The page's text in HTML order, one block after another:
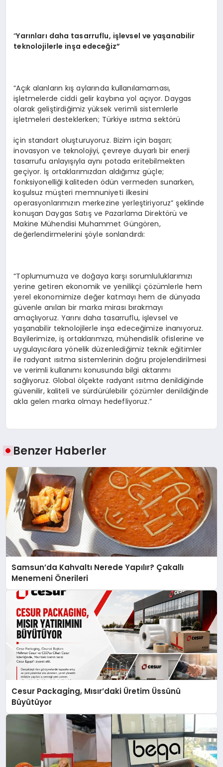
“Yarınları daha tasarruflu, işlevsel ve yaşanabilir
teknolojilerle inşa edeceğiz”
“Açık alanların kış aylarında kullanılamaması,
işletmelerde ciddi gelir kaybına yol açıyor. Daygas
olarak geliştirdiğimiz yüksek verimli sistemlerle
işletmeleri desteklerken; Türkiye ısıtma sektörü
için standart oluşturuyoruz. Bizim için başarı;
inovasyon ve teknolojiyi, çevreye duyarlı bir enerji
tasarrufu anlayışıyla aynı potada eritebilmekten
geçiyor. İş ortaklarımızdan aldığımız güçle;
fonksiyonelliği kaliteden ödün vermeden sunarken,
koşulsuz müşteri memnuniyeti ilkesini
operasyonlarımızın merkezine yerleştiriyoruz” şeklinde
konuşan Daygas Satış ve Pazarlama Direktörü ve
Makine Mühendisi Muhammet Güngören,
değerlendirmelerini şöyle sonlandırdı:
“Toplumumuza ve doğaya karşı sorumluluklarımızı
yerine getiren ekonomik ve yenilikçi çözümlerle hem
yerel ekonomimize değer katmayı hem de dünyada
güvenle anılan bir marka mirası bırakmayı
amaçlıyoruz. Yarını daha tasarruflu, işlevsel ve
yaşanabilir teknolojilerle inşa edeceğimize inanıyoruz.
Bayilerimize, iş ortaklarımıza, mühendislik ofislerine ve
uygulayıcılara yönelik düzenlediğimiz teknik eğitimler
ile radyant ısıtma sistemlerinin doğru projelendirilmesi
ve verimli kullanımı konusunda bilgi aktarımı
sağlıyoruz. Global ölçekte radyant ısıtma denildiğinde
güvenilir, kaliteli ve sürdürülebilir çözümler denildiğinde
akla gelen marka olmayı hedefliyoruz.”
Benzer Haberler
Samsun’da Kahvaltı Nerede Yapılır? Çakallı
Menemeni Önerileri
Cesur Packaging, Mısır’daki Üretim Üssünü
Büyütüyor